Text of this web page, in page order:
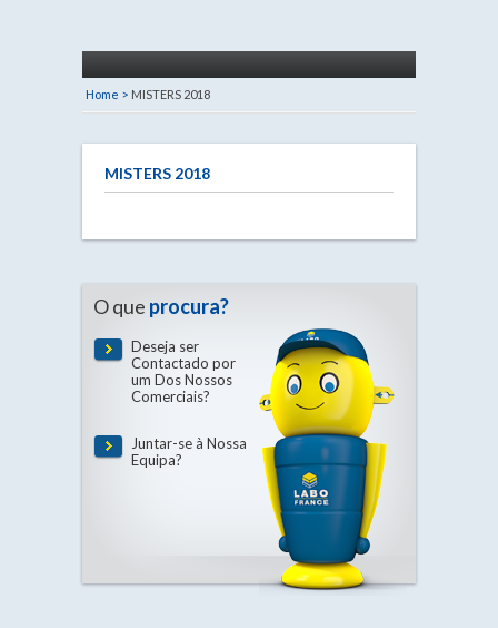
Home > MISTERS 2018
MISTERS 2018
O que procura?
Deseja ser
Contactado por
um Dos Nossos
Comerciais?
Juntar-se à Nossa
Equipa?